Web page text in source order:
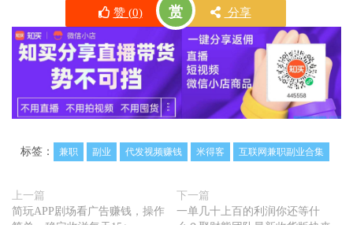
赞 (0) 赏 分享
标签： 兼职 副业 代发视频赚钱 米得客 互联网兼职副业合集
上一篇
简玩APP剧场看广告赚钱，操作
下一篇
一单几十上百的利润你还等什